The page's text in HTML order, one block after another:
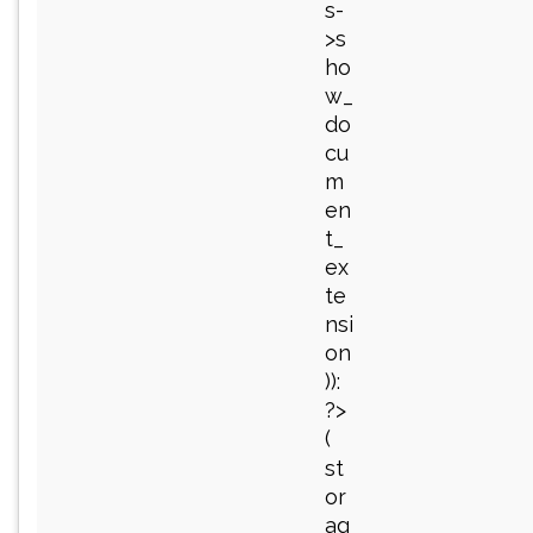
s-
>s
ho
w_
do
cu
m
en
t_
ex
te
nsi
on
)):
?>
(
st
or
ag